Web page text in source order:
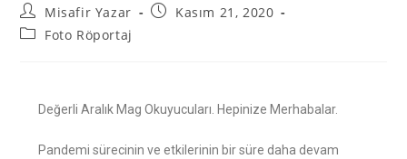
Misafir Yazar
Kasım 21, 2020
Foto Röportaj
Değerli Aralık Mag Okuyucuları. Hepinize Merhabalar.
Pandemi sürecinin ve etkilerinin bir süre daha devam